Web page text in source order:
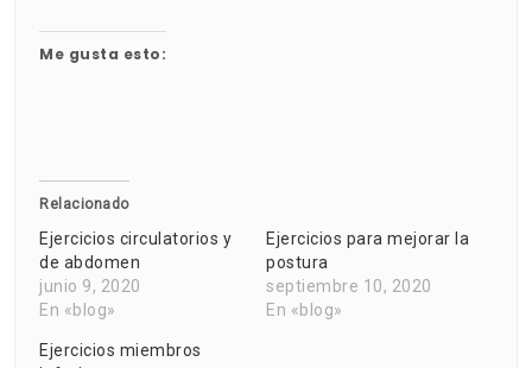
Me gusta esto:
Relacionado
Ejercicios circulatorios y
de abdomen
junio 9, 2020
En «blog»
Ejercicios para mejorar la
postura
septiembre 10, 2020
En «blog»
Ejercicios miembros